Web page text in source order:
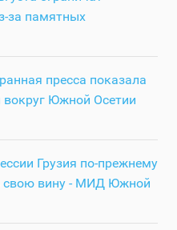
за памятных
пресса показала
Южной Осетии
Грузия по-прежнему
свою вину - МИД Южной